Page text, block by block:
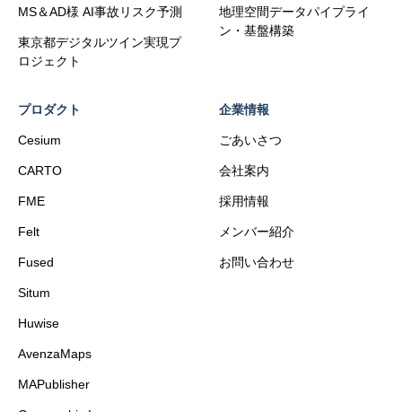
MS＆AD様 AI事故リスク予測
東京都デジタルツイン実現プ
ロジェクト
地理空間データパイプライ
ン・基盤構築
プロダクト
Cesium
CARTO
FME
Felt
Fused
Situm
Huwise
AvenzaMaps
MAPublisher
企業情報
ごあいさつ
会社案内
採用情報
メンバー紹介
お問い合わせ